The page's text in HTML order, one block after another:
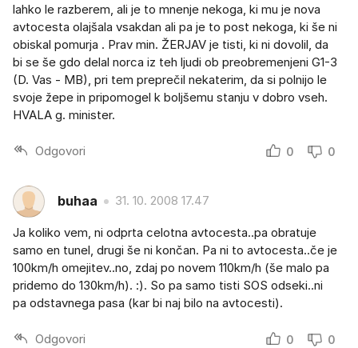
lahko le razberem, ali je to mnenje nekoga, ki mu je nova
avtocesta olajšala vsakdan ali pa je to post nekoga, ki še ni
obiskal pomurja . Prav min. ŽERJAV je tisti, ki ni dovolil, da
bi se še gdo delal norca iz teh ljudi ob preobremenjeni G1-3
(D. Vas - MB), pri tem preprečil nekaterim, da si polnijo le
svoje žepe in pripomogel k boljšemu stanju v dobro vseh.
HVALA g. minister.
Odgovori 0 0
buhaa 31. 10. 2008 17.47
Ja koliko vem, ni odprta celotna avtocesta..pa obratuje
samo en tunel, drugi še ni končan. Pa ni to avtocesta..če je
100km/h omejitev..no, zdaj po novem 110km/h (še malo pa
pridemo do 130km/h). :). So pa samo tisti SOS odseki..ni
pa odstavnega pasa (kar bi naj bilo na avtocesti).
Odgovori 0 0